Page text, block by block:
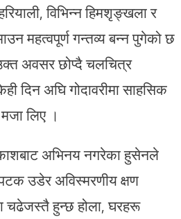
विभिन्न हिमशृङ्खला र
महत्वपूर्ण गन्तव्य बन्न पुगेको छ
अवसर छोप्दै चलचित्र
दिन अघि गोदावरीमा साहसिक
लिए ।
अभिनय नगरेका हुसेनले
उडेर अविस्मरणीय क्षण
चढेजस्तै हुन्छ होला, घरहरू